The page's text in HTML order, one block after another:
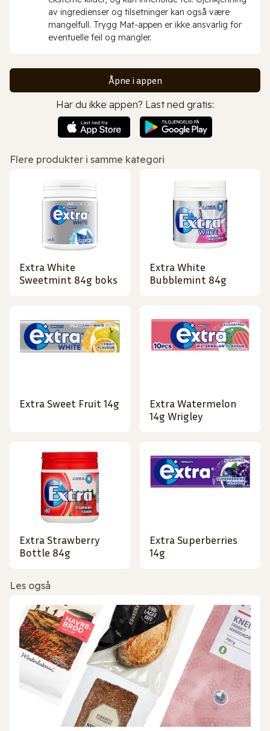
av ingredienser og tilsetninger kan også være
mangelfull. Trygg Mat-appen er ikke ansvarlig for
eventuelle feil og mangler.
Åpne i appen
Har du ikke appen? Last ned gratis:
Flere produkter i samme kategori
Extra White
Sweetmint 84g boks
Extra White
Bubblemint 84g
Extra Sweet Fruit 14g
Extra Watermelon
14g Wrigley
Extra Strawberry
Bottle 84g
Extra Superberries
14g
Les også